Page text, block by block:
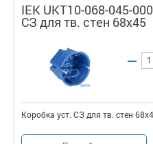
IEK UKT10-068-045-
СЗ для тв. стен 68х45
Коробка уст. СЗ для тв. стен